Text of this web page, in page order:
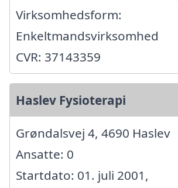
Virksomhedsform:
Enkeltmandsvirksomhed
CVR: 37143359
Haslev Fysioterapi
Grøndalsvej 4, 4690 Haslev
Ansatte: 0
Startdato: 01. juli 2001,